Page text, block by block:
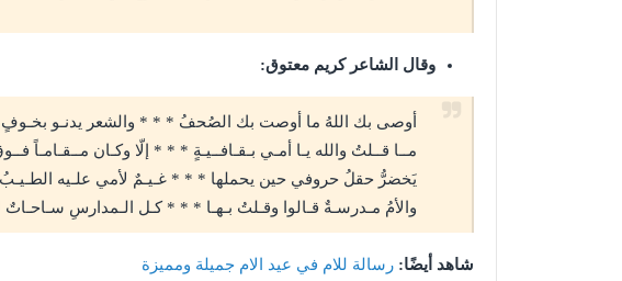
وقال الشاعر كريم معتوق:
أوصى بك اللهُ ما أوصت بك الصُحفُ * * * والشعر يدنـو
مــا قــلتُ والله يـا أمـي بـقـافــيـةٍ * * * إلّا وكـان مــقـامـاً
يَخضرُّ حقلُ حروفي حين يحملها * * * غـيـمٌ لأمي علـيه
والأمُ مـدرسـةٌ قـالوا وقـلتُ بـهـا * * * كـل الـمدارسِ سـاحـاتٌ
شاهد أيضًا: رسالة للام في عيد الام جميلة ومميزة